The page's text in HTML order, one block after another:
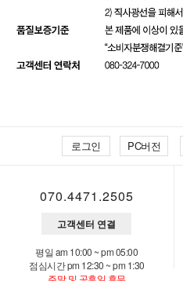
로그인 PC버전
070.4471.2505
고객센터 연결
평일 am 10:00 ~ pm 05:00
점심시간 pm 12:30 ~ pm 1:30
주말 및 공휴일 휴무